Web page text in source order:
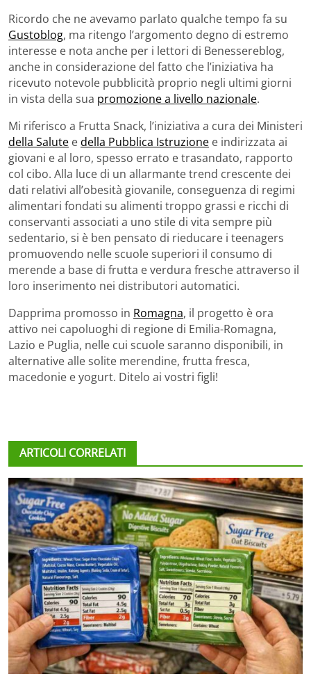
Ricordo che ne avevamo parlato qualche tempo fa su
Gustoblog, ma ritengo l’argomento degno di estremo
interesse e nota anche per i lettori di Benessereblog,
anche in considerazione del fatto che l’iniziativa ha
ricevuto notevole pubblicità proprio negli ultimi giorni
in vista della sua promozione a livello nazionale.
Mi riferisco a Frutta Snack, l’iniziativa a cura dei Ministeri
della Salute edella Pubblica Istruzione e indirizzata ai
giovani e al loro, spesso errato e trasandato, rapporto
col cibo. Alla luce di un allarmante trend crescente dei
dati relativi all’obesità giovanile, conseguenza di regimi
alimentari fondati su alimenti troppo grassi e ricchi di
conservanti associati a uno stile di vita sempre più
sedentario, si è ben pensato di rieducare i teenagers
promuovendo nelle scuole superiori il consumo di
merende a base di frutta e verdura fresche attraverso il
loro inserimento nei distributori automatici.
Dapprima promosso in Romagna, il progetto è ora
attivo nei capoluoghi di regione di Emilia-Romagna,
Lazio e Puglia, nelle cui scuole saranno disponibili, in
alternative alle solite merendine, frutta fresca,
macedonie e yogurt. Ditelo ai vostri figli!
ARTICOLI CORRELATI